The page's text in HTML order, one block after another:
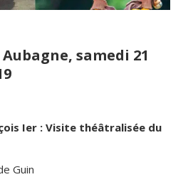
samedi 21
Ier : Visite théâtralisée du
Guin